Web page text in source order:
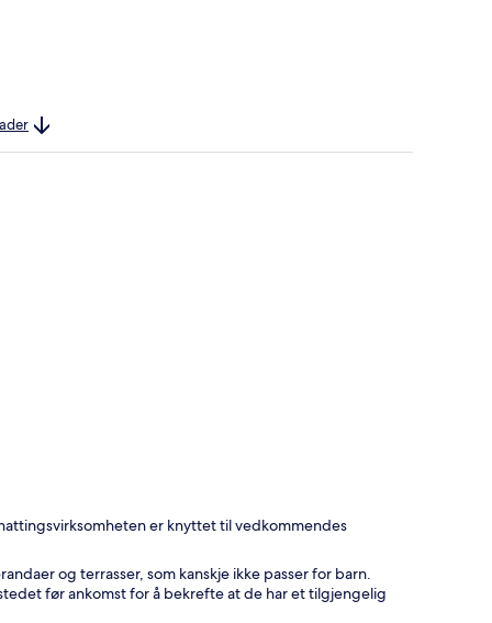
er knyttet til vedkommendes
og terrasser, som kanskje ikke passer for barn.
før ankomst for å bekrefte at de har et tilgjengelig